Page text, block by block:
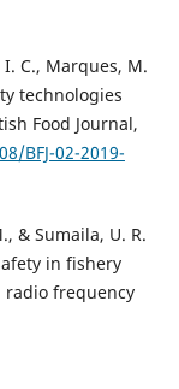
I. C., Marques, M.
technologies
Food Journal,
BFJ-02-2019-
& Sumaila, U. R.
in fishery
radio frequency